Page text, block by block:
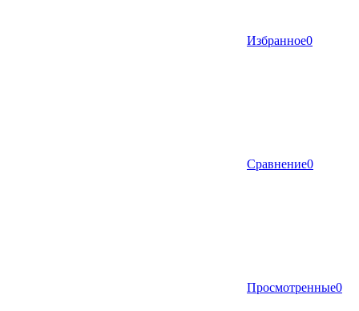
Избранное0
Сравнение0
Просмотренные0